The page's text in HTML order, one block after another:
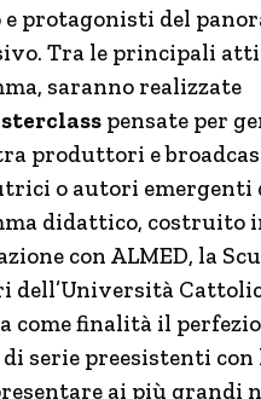
e protagonisti del
Tra le principali
saranno realizzate
pensate per
produttori e
o autori emergenti
didattico, costruito
con ALMED, la
dell’Università
come finalità il
serie preesistenti con
ai più grandi